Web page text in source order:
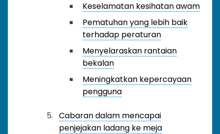
Keselamatan kesihatan awam
Pematuhan yang lebih baik
terhadap peraturan
Menyelaraskan rantaian
bekalan
Meningkatkan kepercayaan
pengguna
Cabaran dalam mencapai
penjejakan ladang ke meja